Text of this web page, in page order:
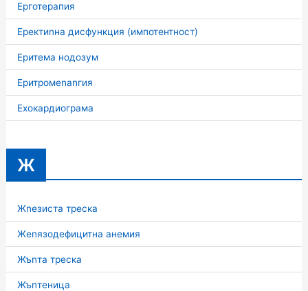
Ерготерапия
Еректиnна дисфункция (импотентност)
Еритема нодозум
Еритромеnаnгия
Ехокардиограма
Ж
Жnезиста треска
Жеnязодефицитна анемия
Жъnта треска
Жъnтеница